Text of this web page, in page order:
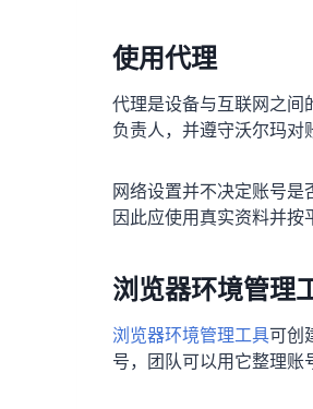
使用代理
代理是设备与互联网之间
负责人，并遵守沃尔玛对
网络设置并不决定账号是
因此应使用真实资料并按
浏览器环境管理
浏览器环境管理工具可创
号，团队可以用它整理账